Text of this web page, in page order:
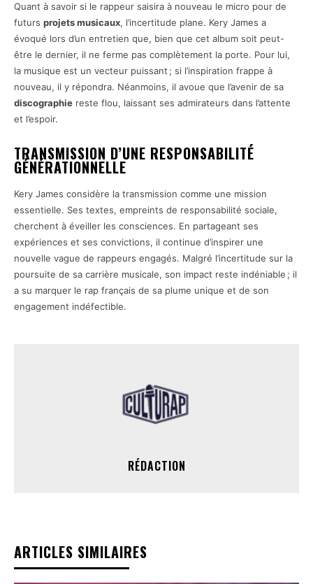
Quant à savoir si le rappeur saisira à nouveau le micro pour de
futurs projets musicaux, l’incertitude plane. Kery James a
évoqué lors d’un entretien que, bien que cet album soit peut-
être le dernier, il ne ferme pas complètement la porte. Pour lui,
la musique est un vecteur puissant ; si l’inspiration frappe à
nouveau, il y répondra. Néanmoins, il avoue que l’avenir de sa
discographie reste flou, laissant ses admirateurs dans l’attente
et l’espoir.
TRANSMISSION D’UNE RESPONSABILITÉ
GÉNÉRATIONNELLE
Kery James considère la transmission comme une mission
essentielle. Ses textes, empreints de responsabilité sociale,
cherchent à éveiller les consciences. En partageant ses
expériences et ses convictions, il continue d’inspirer une
nouvelle vague de rappeurs engagés. Malgré l’incertitude sur la
poursuite de sa carrière musicale, son impact reste indéniable ; il
a su marquer le rap français de sa plume unique et de son
engagement indéfectible.
RÉDACTION
ARTICLES SIMILAIRES